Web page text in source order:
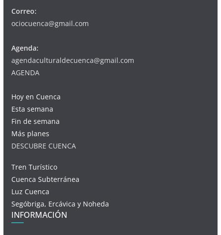
Correo:
ociocuenca@gmail.com
Agenda:
agendaculturaldecuenca@gmail.com
AGENDA
Hoy en Cuenca
Esta semana
Fin de semana
Más planes
DESCUBRE CUENCA
Tren Turístico
Cuenca Subterránea
Luz Cuenca
Segóbriga, Ercávica y Noheda
INFORMACIÓN